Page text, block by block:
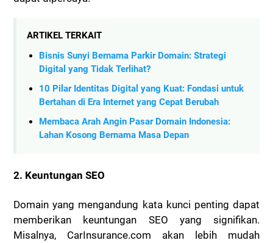
ARTIKEL TERKAIT
Bisnis Sunyi Bernama Parkir Domain: Strategi
Digital yang Tidak Terlihat?
10 Pilar Identitas Digital yang Kuat: Fondasi untuk
Bertahan di Era Internet yang Cepat Berubah
Membaca Arah Angin Pasar Domain Indonesia:
Lahan Kosong Bernama Masa Depan
2. Keuntungan SEO
Domain yang mengandung kata kunci penting dapat
memberikan keuntungan SEO yang signifikan.
Misalnya, CarInsurance.com akan lebih mudah